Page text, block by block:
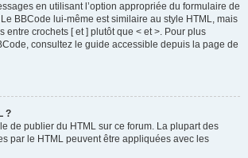
en utilisant l’option appropriée du formulaire de
BBCode lui-même est similaire au style HTML, mais
entre crochets [ et ] plutôt que < et >. Pour plus
consultez le guide accessible depuis la page de
?
de publier du HTML sur ce forum. La plupart des
par le HTML peuvent être appliquées avec les